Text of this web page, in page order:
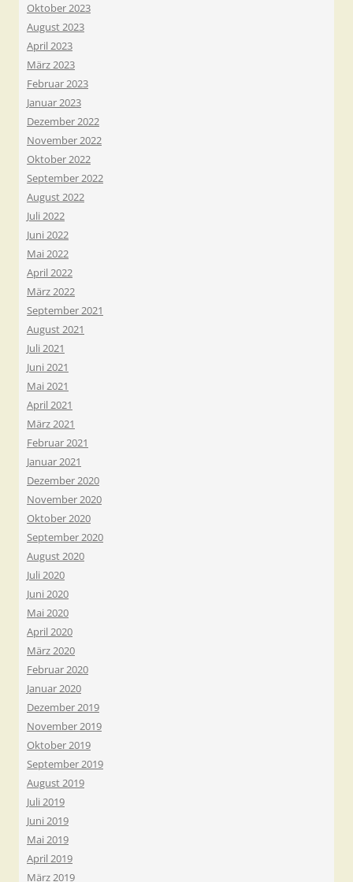
Oktober 2023
August 2023
April 2023
März 2023
Februar 2023
Januar 2023
Dezember 2022
November 2022
Oktober 2022
September 2022
August 2022
Juli 2022
Juni 2022
Mai 2022
April 2022
März 2022
September 2021
August 2021
Juli 2021
Juni 2021
Mai 2021
April 2021
März 2021
Februar 2021
Januar 2021
Dezember 2020
November 2020
Oktober 2020
September 2020
August 2020
Juli 2020
Juni 2020
Mai 2020
April 2020
März 2020
Februar 2020
Januar 2020
Dezember 2019
November 2019
Oktober 2019
September 2019
August 2019
Juli 2019
Juni 2019
Mai 2019
April 2019
März 2019